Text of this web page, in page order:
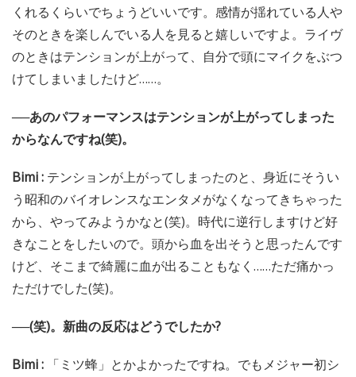
くれるくらいでちょうどいいです。感情が揺れている人や
そのときを楽しんでいる人を見ると嬉しいですよ。ライヴ
のときはテンションが上がって、自分で頭にマイクをぶつ
けてしまいましたけど……。
──あのパフォーマンスはテンションが上がってしまった
からなんですね(笑)。
Bimi : テンションが上がってしまったのと、身近にそうい
う昭和のバイオレンスなエンタメがなくなってきちゃった
から、やってみようかなと(笑)。時代に逆行しますけど好
きなことをしたいので。頭から血を出そうと思ったんです
けど、そこまで綺麗に血が出ることもなく……ただ痛かっ
ただけでした(笑)。
──(笑)。新曲の反応はどうでしたか?
Bimi : 「ミツ蜂」とかよかったですね。でもメジャー初シ